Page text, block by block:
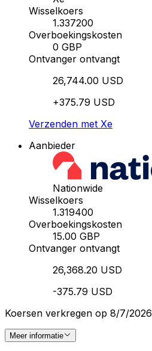
Wisselkoers
1.337200
Overboekingskosten
0 GBP
Ontvanger ontvangt
26,744.00 USD
+375.79 USD
Verzenden met Xe
Aanbieder
Nationwide
Wisselkoers
1.319400
Overboekingskosten
15.00 GBP
Ontvanger ontvangt
26,368.20 USD
-375.79 USD
Koersen verkregen op 8/7/2026
Meer informatie